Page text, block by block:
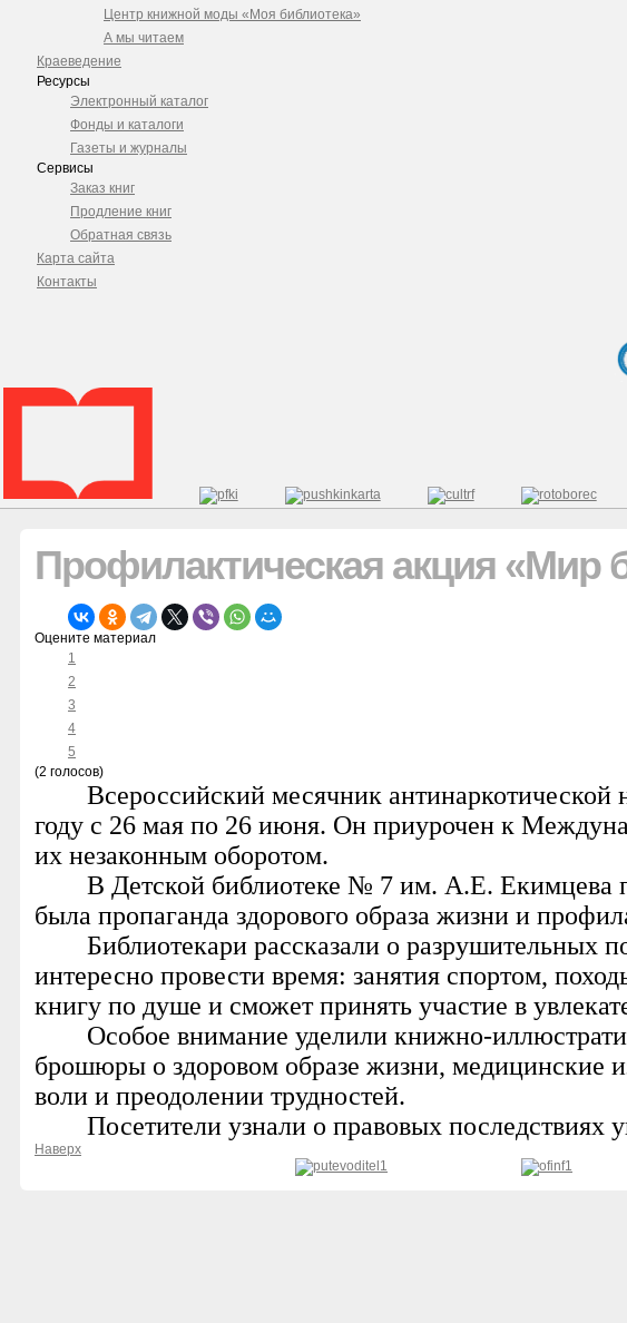
Центр книжной моды «Моя библиотека»
А мы читаем
Краеведение
Ресурсы
Электронный каталог
Фонды и каталоги
Газеты и журналы
Сервисы
Заказ книг
Продление книг
Обратная связь
Карта сайта
Контакты
Профилактическая акция «Мир
Оцените материал
1
2
3
4
5
(2 голосов)
Всероссийский месячник антинаркотической
году с 26 мая по 26 июня. Он приурочен к
их незаконным оборотом.
В Детской библиотеке № 7 им. А.Е. Екимцева
была пропаганда здорового образа жизни и
Библиотекари рассказали о разрушительных
интересно провести время: занятия спортом,
книгу по душе и сможет принять участие в
Особое внимание уделили книжно-
брошюры о здоровом образе жизни, медицинские
воли и преодолении трудностей.
Посетители узнали о правовых последствиях
Наверх